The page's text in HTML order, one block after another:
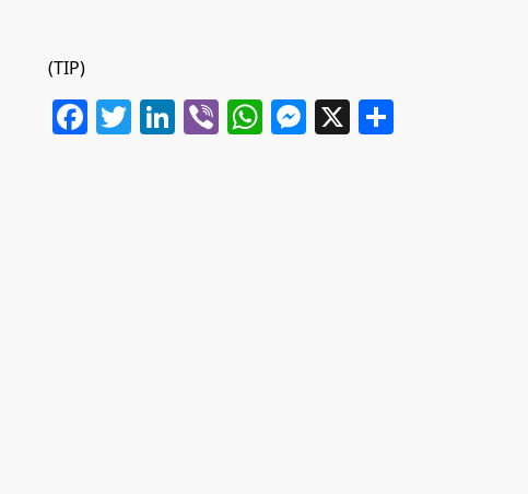
(TIP)
Facebook
Twitter
LinkedIn
ViberWhatsApp
Messenger
X